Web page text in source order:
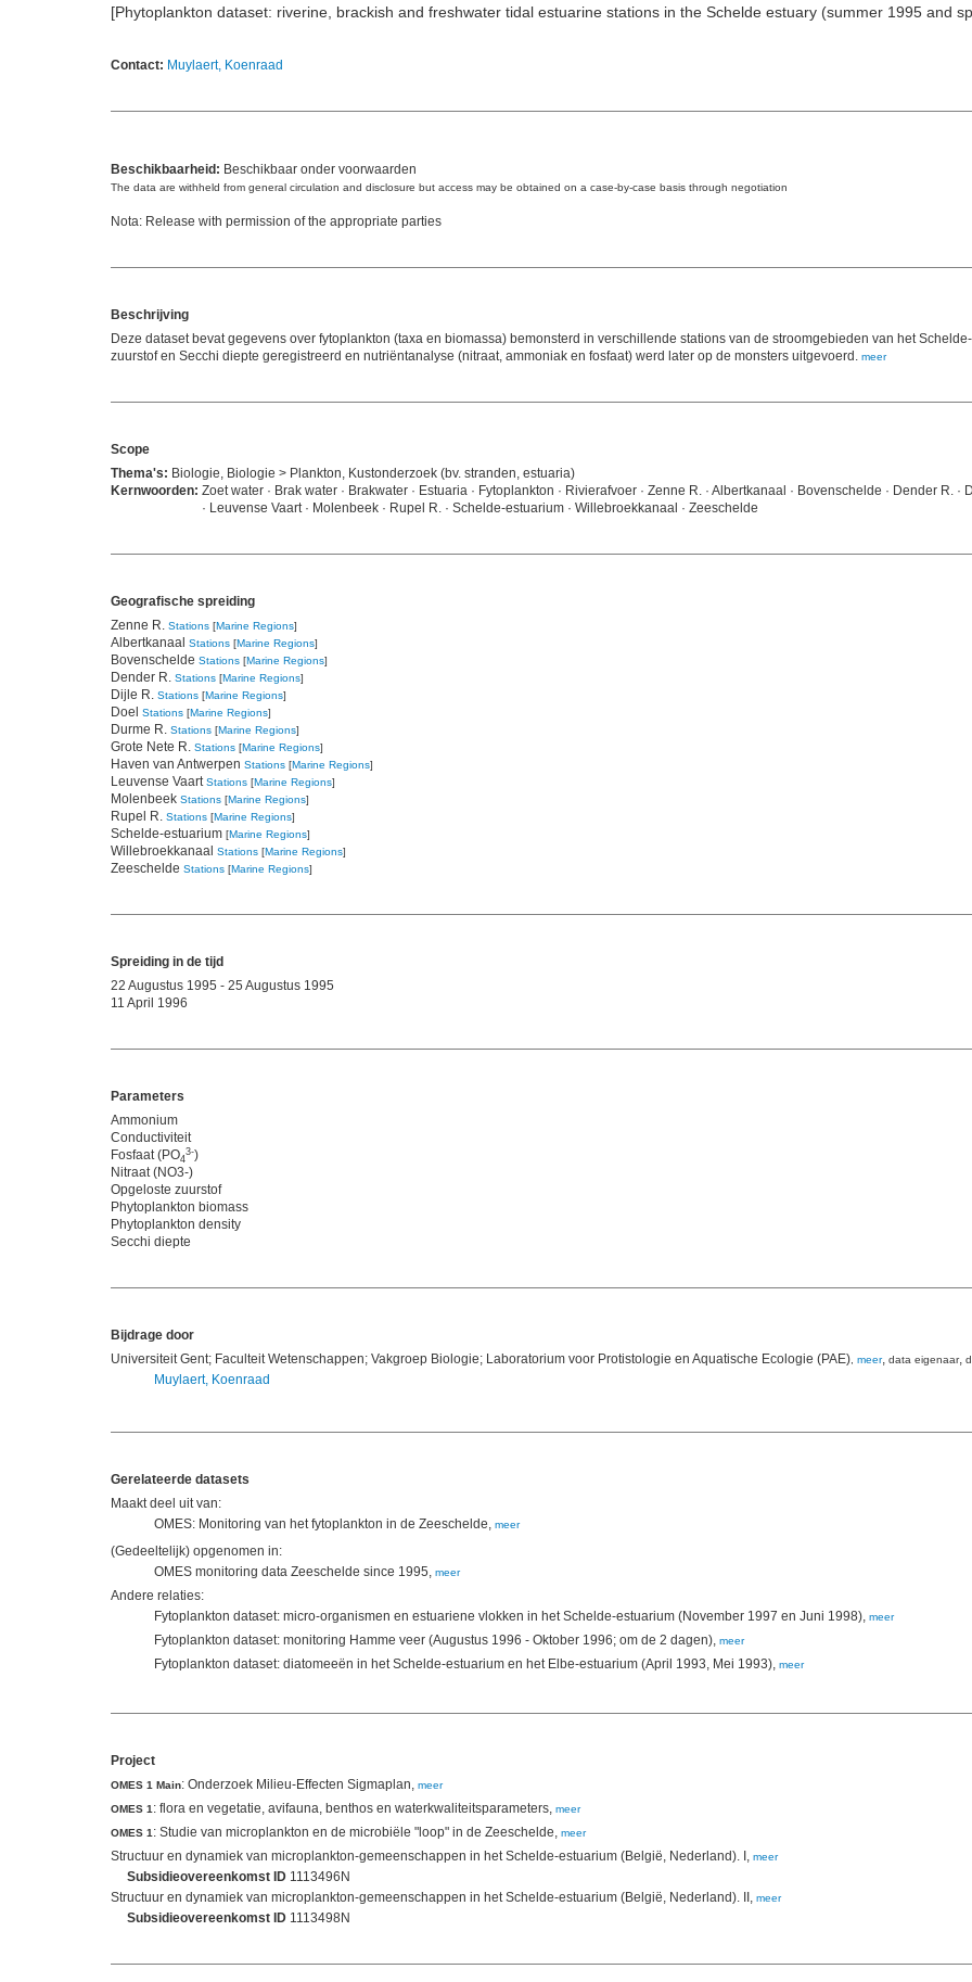
[Phytoplankton dataset: riverine, brackish and freshwater tidal estuarine stations in the Schelde estuary (summer 1995 and
Contact: Muylaert, Koenraad
Beschikbaarheid: Beschikbaar onder voorwaarden
The data are withheld from general circulation and disclosure but access may be obtained on a case-by-case basis through negotiation
Nota: Release with permission of the appropriate parties
Beschrijving
Deze dataset bevat gegevens over fytoplankton (taxa en biomassa) bemonsterd in verschillende stations van de stroomgebieden van het
zuurstof en Secchi diepte geregistreerd en nutriëntanalyse (nitraat, ammoniak en fosfaat) werd later op de monsters uitgevoerd. meer
Scope
Thema's: Biologie, Biologie > Plankton, Kustonderzoek (bv. stranden, estuaria)
Kernwoorden: Zoet water · Brak water · Brakwater · Estuaria · Fytoplankton · Rivierafvoer · Zenne R. · Albertkanaal · Bovenschelde · Dender R.
· Leuvense Vaart · Molenbeek · Rupel R. · Schelde-estuarium · Willebroekkanaal · Zeeschelde
Geografische spreiding
Zenne R. Stations [Marine Regions]
Albertkanaal Stations [Marine Regions]
Bovenschelde Stations [Marine Regions]
Dender R. Stations [Marine Regions]
Dijle R. Stations [Marine Regions]
Doel Stations [Marine Regions]
Durme R. Stations [Marine Regions]
Grote Nete R. Stations [Marine Regions]
Haven van Antwerpen Stations [Marine Regions]
Leuvense VaartStations [Marine Regions]
Molenbeek Stations [Marine Regions]
Rupel R. Stations [Marine Regions]
Schelde-estuarium [Marine Regions]
Willebroekkanaal Stations [Marine Regions]
Zeeschelde Stations [Marine Regions]
Spreiding in de tijd
22 Augustus 1995 - 25 Augustus 1995
11 April 1996
Parameters
Ammonium
Conductiviteit
Fosfaat (PO4
3-)
Nitraat (NO3-)
Opgeloste zuurstof
Phytoplankton biomass
Phytoplankton density
Secchi diepte
Bijdrage door
Universiteit Gent; Faculteit Wetenschappen; Vakgroep Biologie; Laboratorium voor Protistologie en Aquatische Ecologie (PAE), meer, data eigenaar,
Muylaert, Koenraad
Gerelateerde datasets
Maakt deel uit van:
OMES: Monitoring van het fytoplankton in de Zeeschelde, meer
(Gedeeltelijk) opgenomen in:
OMES monitoring data Zeeschelde since 1995, meer
Andere relaties:
Fytoplankton dataset: micro-organismen en estuariene vlokken in het Schelde-estuarium (November 1997 en Juni 1998), meer
Fytoplankton dataset: monitoring Hamme veer (Augustus 1996 - Oktober 1996; om de 2 dagen), meer
Fytoplankton dataset: diatomeeën in het Schelde-estuarium en het Elbe-estuarium (April 1993, Mei 1993), meer
Project
OMES 1 Main: Onderzoek Milieu-Effecten Sigmaplan, meer
OMES 1: flora en vegetatie, avifauna, benthos en waterkwaliteitsparameters, meer
OMES 1: Studie van microplankton en de microbiële "loop" in de Zeeschelde, meer
Structuur en dynamiek van microplankton-gemeenschappen in het Schelde-estuarium (België, Nederland). I, meer
Subsidieovereenkomst ID 1113496N
Structuur en dynamiek van microplankton-gemeenschappen in het Schelde-estuarium (België, Nederland). II, meer
Subsidieovereenkomst ID 1113498N